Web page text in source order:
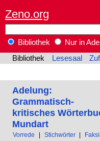
Zeno.org
Bibliothek
Nur in
Bibliothek
Lesesaal
Adelung:
Grammatisch-
kritisches
Mundart
Vorrede Stichwörter